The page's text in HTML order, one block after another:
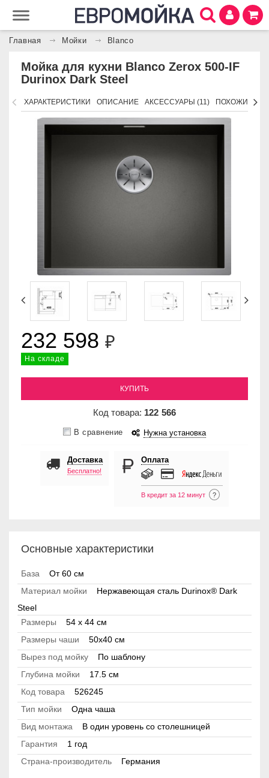
Главная Мойки Blanco
Мойка для кухни Blanco Zerox 500-IF
Durinox Dark Steel
ХАРАКТЕРИСТИКИ ОПИСАНИЕ АКСЕССУАРЫ (11) ПОХОЖИЕ
232 598 ₽
На складе
КУПИТЬ
Код товара: 122 566
В сравнение Нужна установка
Доставка
Бесплатно!
Оплата
В кредит за 12 минут ?
Основные характеристики
База
От 60 см
Материал мойки
Нержавеющая сталь Durinox® Dark
Steel
Размеры
54 x 44 см
Размеры чаши
50x40 см
Вырез под мойку
По шаблону
Глубина мойки
17.5 см
Код товара
526245
Тип мойки
Одна чаша
Вид монтажа
В один уровень со столешницей
Гарантия
1 год
Страна-производитель
Германия